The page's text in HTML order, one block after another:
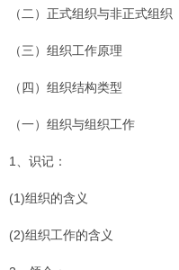
（二）正式组织与非正式组织
（三）组织工作原理
（四）组织结构类型
（一）组织与组织工作
1、识记：
(1)组织的含义
(2)组织工作的含义